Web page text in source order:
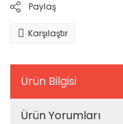
Paylaş
Karşılaştır
Ürün Bilgisi
Ürün Yorumları